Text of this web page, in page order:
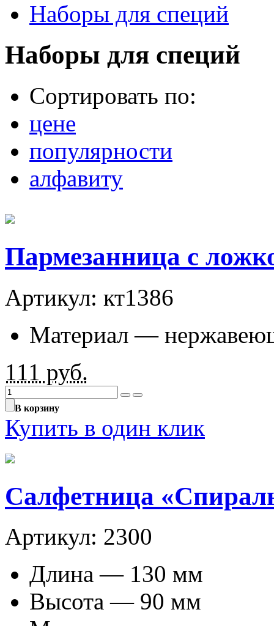
Наборы для специй
Наборы для специй
Сортировать по:
цене
популярности
алфавиту
Пармезанница с
Артикул: кт1386
Материал —
111 руб.
В корзину
Купить в один клик
Салфетница
Артикул: 2300
Длина — 130 мм
Высота — 90 мм